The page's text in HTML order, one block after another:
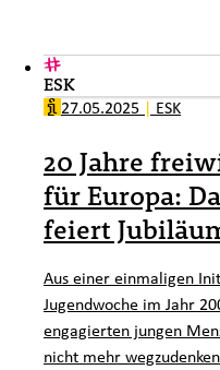
ESK
27.05.2025 | ESK
20 Jahre
für Europa:
feiert
Aus einer einmaligen
Jugendwoche im Jahr
engagierten jungen
nicht mehr